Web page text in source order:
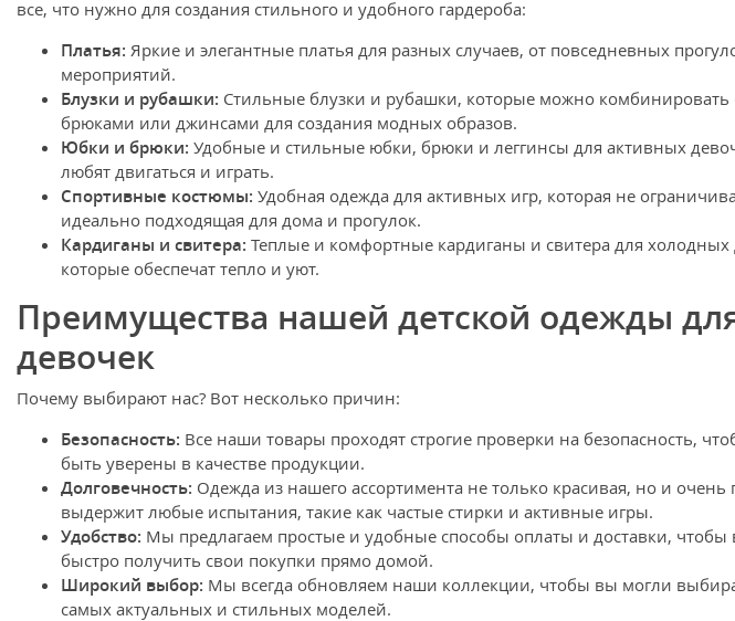
все, что нужно для создания стильного и удобного гардероба:
Платья: Яркие и элегантные платья для разных случаев, от повседневных
мероприятий.
Блузки и рубашки: Стильные блузки и рубашки, которые можно комбинировать
брюками или джинсами для создания модных образов.
Юбки и брюки: Удобные и стильные юбки, брюки и леггинсы для активных
любят двигаться и играть.
Спортивные костюмы: Удобная одежда для активных игр, которая не
идеально подходящая для дома и прогулок.
Кардиганы и свитера: Теплые и комфортные кардиганы и свитера для холодных
которые обеспечат тепло и уют.
Преимущества нашей детской одежды
девочек
Почему выбирают нас? Вот несколько причин:
Безопасность: Все наши товары проходят строгие проверки на безопасность,
быть уверены в качестве продукции.
Долговечность: Одежда из нашего ассортимента не только красивая, но и
выдержит любые испытания, такие как частые стирки и активные игры.
Удобство: Мы предлагаем простые и удобные способы оплаты и доставки, чтобы
быстро получить свои покупки прямо домой.
Широкий выбор: Мы всегда обновляем наши коллекции, чтобы вы могли
самых актуальных и стильных моделей.